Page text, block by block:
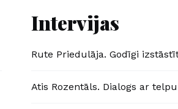
Intervijas
Rute Priedulāja. Godīgi
Atis Rozentāls. Dialogs ar telpu